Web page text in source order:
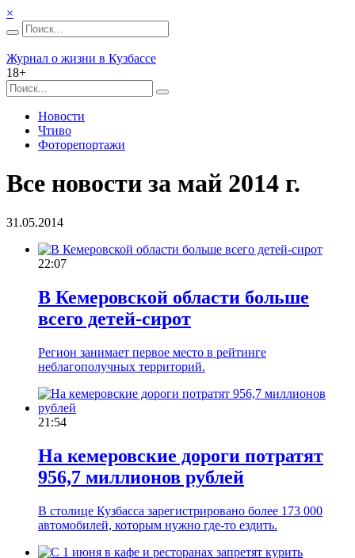
×
Журнал о жизни в Кузбассе
18+
Новости
Чтиво
Фоторепортажи
Все новости за май 2014 г.
31.05.2014
22:07
В Кемеровской области больше
всего детей-сирот
Регион занимает первое место в рейтинге
неблагополучных территорий.
21:54
На кемеровские дороги потратят
956,7 миллионов рублей
В столице Кузбасса зарегистрировано более 173 000
автомобилей, которым нужно где-то ездить.